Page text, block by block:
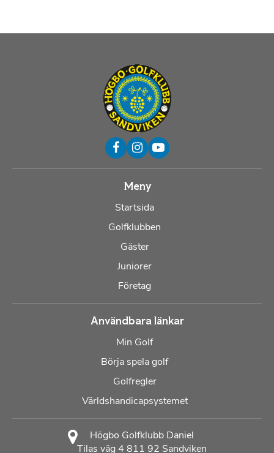
Meny
Startsida
Golfklubben
Gäster
Juniorer
Företag
Användbara länkar
Min Golf
Börja spela golf
Golfregler
Världshandicapsystemet
Högbo Golfklubb Daniel
Tilas väg 4 811 92 Sandviken